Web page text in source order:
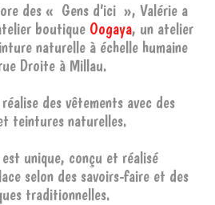
des « Gens d’ici », Valérie a
boutique Oogaya, un atelier
naturelle à échelle humaine
Droite à Millau.
des vêtements avec des
teintures naturelles.
est unique, conçu et réalisé
selon des savoirs-faire et des
traditionnelles.